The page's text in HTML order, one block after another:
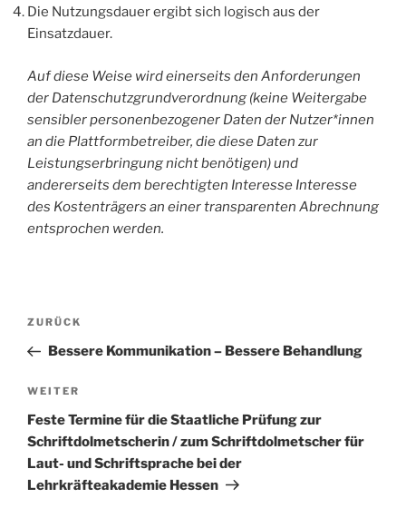
Die Nutzungsdauer ergibt sich logisch aus der
Einsatzdauer.
Auf diese Weise wird einerseits den Anforderungen
der Datenschutzgrundverordnung (keine Weitergabe
sensibler personenbezogener Daten der Nutzer*innen
an die Plattformbetreiber, die diese Daten zur
Leistungserbringung nicht benötigen) und
andererseits dem berechtigten Interesse Interesse
des Kostenträgers an einer transparenten Abrechnung
entsprochen werden.
Beitragsnavigation
Vorheriger
Beitrag
ZURÜCK
Bessere Kommunikation – Bessere Behandlung
Nächster
Beitrag
WEITER
Feste Termine für die Staatliche Prüfung zur
Schriftdolmetscherin / zum Schriftdolmetscher für
Laut- und Schriftsprache bei der
Lehrkräfteakademie Hessen